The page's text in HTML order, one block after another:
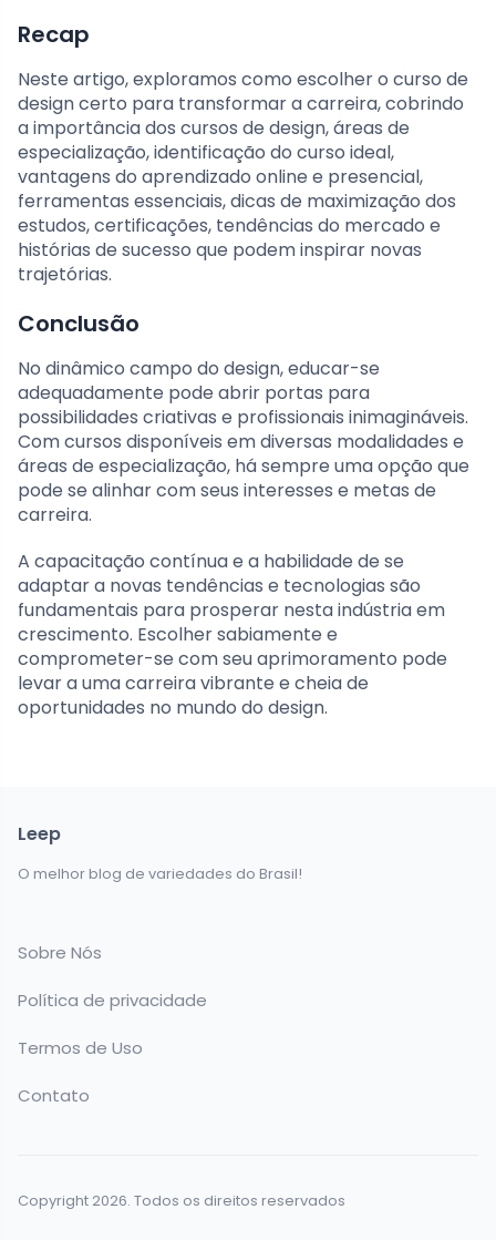
Recap
Neste artigo, exploramos como escolher o curso de
design certo para transformar a carreira, cobrindo
a importância dos cursos de design, áreas de
especialização, identificação do curso ideal,
vantagens do aprendizado online e presencial,
ferramentas essenciais, dicas de maximização dos
estudos, certificações, tendências do mercado e
histórias de sucesso que podem inspirar novas
trajetórias.
Conclusão
No dinâmico campo do design, educar-se
adequadamente pode abrir portas para
possibilidades criativas e profissionais inimagináveis.
Com cursos disponíveis em diversas modalidades e
áreas de especialização, há sempre uma opção que
pode se alinhar com seus interesses e metas de
carreira.
A capacitação contínua e a habilidade de se
adaptar a novas tendências e tecnologias são
fundamentais para prosperar nesta indústria em
crescimento. Escolher sabiamente e
comprometer-se com seu aprimoramento pode
levar a uma carreira vibrante e cheia de
oportunidades no mundo do design.
Leep
O melhor blog de variedades do Brasil!
Sobre Nós
Política de privacidade
Termos de Uso
Contato
Copyright 2026. Todos os direitos reservados